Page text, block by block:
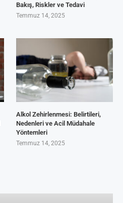
Bakış, Riskler ve Tedavi
Temmuz 14, 2025
Alkol Zehirlenmesi: Belirtileri,
Nedenleri ve Acil Müdahale
Yöntemleri
Temmuz 14, 2025